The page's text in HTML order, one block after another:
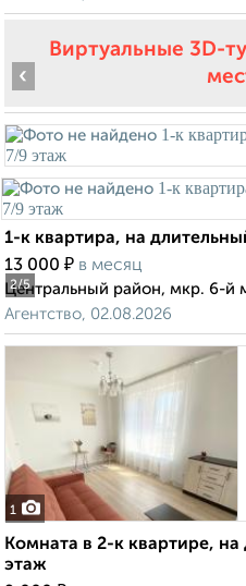
Виртуальные 3D-
2/5
‹
1-к квартира, на
13 000 ₽ в месяц
Центральный район, мкр. 6-й
Агентство, 02.08.2026
1
Комната в 2-к квартире,
этаж